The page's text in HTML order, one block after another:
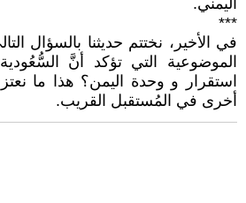
اليمني.
***
في الأخير، نختتم حديثنا بالسؤال
الموضوعية التي تؤكد أنَّ
استقرار و وحدة اليمن؟ هذا ما
أخرى في المُستقبل القريب.